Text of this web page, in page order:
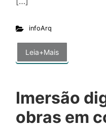
infoArq
Leia+Mais
Imersão
obras em